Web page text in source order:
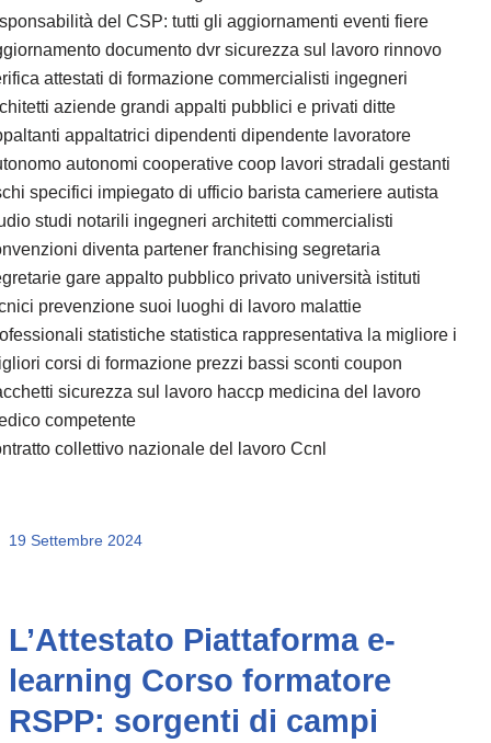
del CSP: tutti gli aggiornamenti eventi fiere
documento dvr sicurezza sul lavoro rinnovo
attestati di formazione commercialisti ingegneri
aziende grandi appalti pubblici e privati ditte
appaltatrici dipendenti dipendente lavoratore
autonomi cooperative coop lavori stradali gestanti
specifici impiegato di ufficio barista cameriere autista
studi notarili ingegneri architetti commercialisti
diventa partener franchising segretaria
gare appalto pubblico privato università istituti
prevenzione suoi luoghi di lavoro malattie
statistiche statistica rappresentativa la migliore i
corsi di formazione prezzi bassi sconti coupon
sicurezza sul lavoro haccp medicina del lavoro
competente
collettivo nazionale del lavoro Ccnl
19 Settembre 2024
L’Attestato Piattaforma e-
learning Corso formatore
RSPP: sorgenti di campi